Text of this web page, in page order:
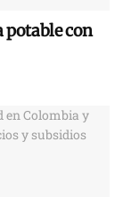
potable con